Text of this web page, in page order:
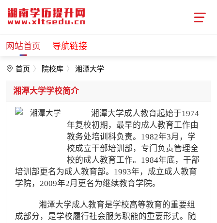
网站首页 导航链接
首页 院校库 湘潭大学
湘潭大学学校简介
湘潭大学成人教育起始于1974
年复校初期，最早的成人教育工作由
教务处培训科负责。1982年3月，学
校成立干部培训部，专门负责管理全
校的成人教育工作。1984年底，干部
培训部更名为成人教育部。1993年，成立成人教育
学院，2009年2月更名为继续教育学院。
湘潭大学成人教育是学校高等教育的重要组
成部分，是学校履行社会服务职能的重要形式。随